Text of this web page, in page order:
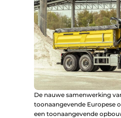
De nauwe samenwerking
toonaangevende Europese
een toonaangevende